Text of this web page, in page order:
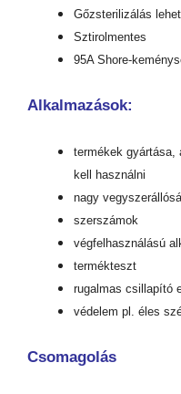
Gőzsterilizálás
Sztirolmentes
95A Shore-
Alkalmazások:
termékek gyártása,
kell használni
nagy
szerszámok
végfelhasználású
termékteszt
rugalmas csillapító
védelem pl. éles
Csomagolás